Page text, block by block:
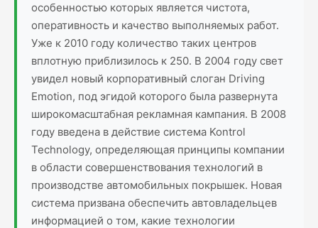
особенностью которых является чистота,
оперативность и качество выполняемых работ.
Уже к 2010 году количество таких центров
вплотную приблизилось к 250. В 2004 году свет
увидел новый корпоративный слоган Driving
Emotion, под эгидой которого была развернута
широкомасштабная рекламная кампания. В 2008
году введена в действие система Kontrol
Technology, определяющая принципы компании
в области совершенствования технологий в
производстве автомобильных покрышек. Новая
система призвана обеспечить автовладельцев
информацией о том, какие технологии